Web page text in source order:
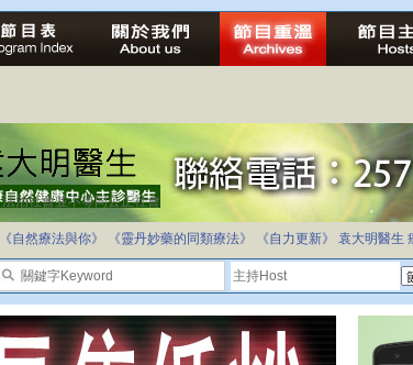
法治社會並不等同公正社會
自家教育合法化-推動多元化教育，全民學卷制
《自然療法與你》 《靈丹妙藥的同類療法》 《自力更新》 袁大明醫生